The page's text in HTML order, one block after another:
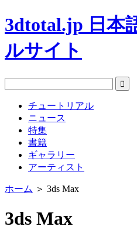
3dtotal.jp 日本
ルサイト
チュートリアル
ニュース
特集
書籍
ギャラリー
アーティスト
ホーム ＞ 3ds Max
3ds Max